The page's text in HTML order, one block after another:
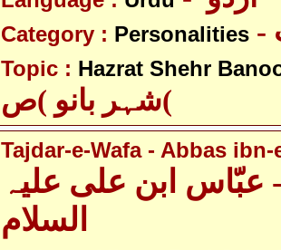
Category : Personalities
Topic : Hazrat Shehr
شہر بانو )ص(
Tajdar-e-Wafa - Abbas ibn-
- عبّاس ابن علی علیہ